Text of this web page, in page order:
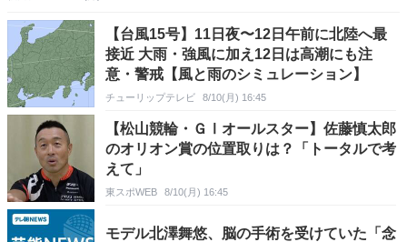
【台風15号】11日夜〜12日午前に北陸へ最
接近 大雨・強風に加え12日は高潮にも注
意・警戒【風と雨のシミュレーション】
チューリップテレビ 8/10(月) 16:45
【松山競輪・ＧⅠオールスター】佐藤慎太郎
のオリオン賞の位置取りは？「トータルで考
えて」
東スポWEB 8/10(月) 16:45
モデル北澤舞悠、脳の手術を受けていた「念